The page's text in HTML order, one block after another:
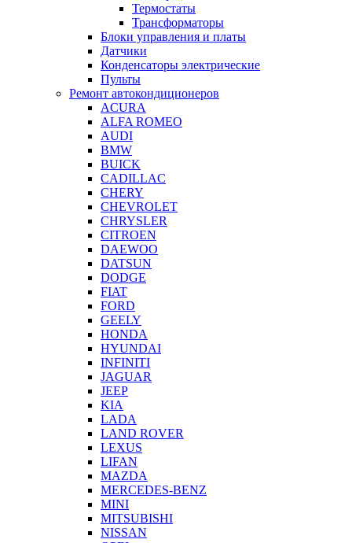
Термостаты
Трансформаторы
Блоки управления и платы
Датчики
Конденсаторы электрические
Пульты
Ремонт автокондиционеров
ACURA
ALFA ROMEO
AUDI
BMW
BUICK
CADILLAC
CHERY
CHEVROLET
CHRYSLER
CITROEN
DAEWOO
DATSUN
DODGE
FIAT
FORD
GEELY
HONDA
HYUNDAI
INFINITI
JAGUAR
JEEP
KIA
LADA
LAND ROVER
LEXUS
LIFAN
MAZDA
MERCEDES-BENZ
MINI
MITSUBISHI
NISSAN